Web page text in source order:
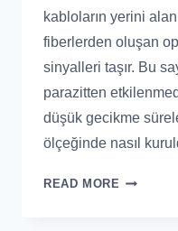
kabloların yerini
fiberlerden oluşan
sinyalleri taşır. Bu
parazitten
düşük gecikme
ölçeğinde nasıl
READ MORE